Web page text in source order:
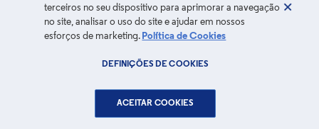
terceiros no seu dispositivo para aprimorar a navegação
no site, analisar o uso do site e ajudar em nossos
esforços de marketing. Política de Cookies
DEFINIÇÕES DE COOKIES
ACEITAR COOKIES